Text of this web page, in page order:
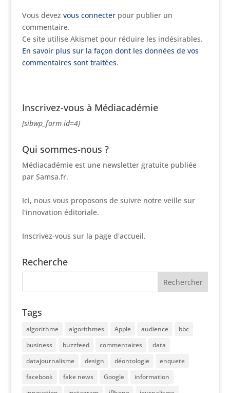
Vous devez vous connecterpour publier un
commentaire.
Ce site utilise Akismet pour réduire les indésirables.
En savoir plus sur la façon dont les données de vos
commentaires sont traitées.
Inscrivez-vous à Médiacadémie
[sibwp_form id=4]
Qui sommes-nous ?
Médiacadémie est une newsletter gratuite publiée
par Samsa.fr.
Ici, nous vous proposons de suivre notre veille sur
l'innovation éditoriale.
Inscrivez-vous sur la page d'accueil.
Recherche
Tags
algorithme algorithmes Apple audience
bbc
business
buzzfeed commentaires
data
datajournalisme
design déontologie
enquete
facebook
fake news Google
information